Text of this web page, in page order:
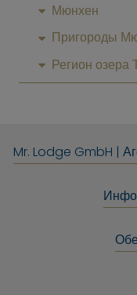
Мюнхен
Пригороды
Регион озера
Mr. Lodge GmbH |